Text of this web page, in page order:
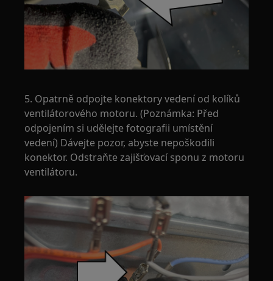
5. Opatrně odpojte konektory vedení od kolíků
ventilátorového motoru. (Poznámka: Před
odpojením si udělejte fotografii umístění
vedení) Dávejte pozor, abyste nepoškodili
konektor. Odstraňte zajišťovací sponu z motoru
ventilátoru.